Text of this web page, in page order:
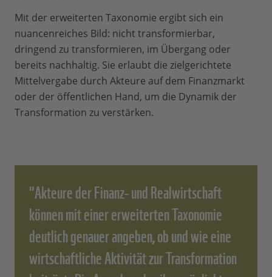
Mit der erweiterten Taxonomie ergibt sich ein
nuancenreiches Bild: nicht transformierbar,
dringend zu transformieren, im Übergang oder
bereits nachhaltig. Sie erlaubt die zielgerichtete
Mittelvergabe durch Akteure auf dem Finanzmarkt
oder der öffentlichen Hand, um die Dynamik der
Transformation zu verstärken.
"Akteure der Finanz- und Realwirtschaft
können mit einer erweiterten Taxonomie
deutlich genauer angeben, ob und wie eine
wirtschaftliche Aktivität zur Transformation